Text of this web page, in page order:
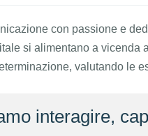
con passione e
si alimentano a vicenda
valutando le
interagire,